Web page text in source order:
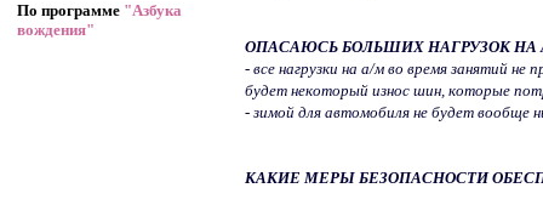
По программе "Азбука
вождения"
ОПАСАЮСЬ БОЛЬШИХ НАГРУЗОК НА
- все нагрузки на а/м во время занятий
будет некоторый износ шин, которые
- зимой для автомобиля не будет вообще
КАКИЕ МЕРЫ БЕЗОПАСНОСТИ